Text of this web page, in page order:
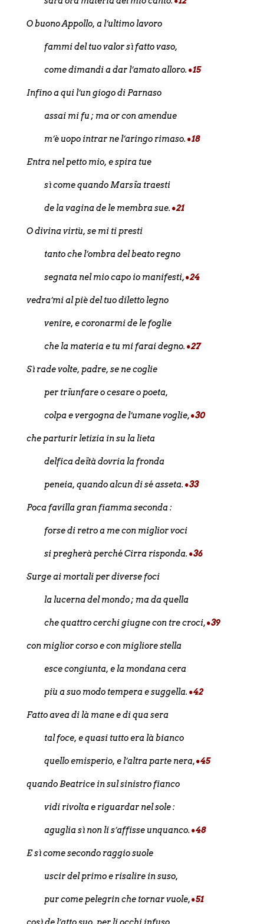
O buono Appollo, a l’ultimo lavoro
fammi del tuo valor sì fatto vaso,
come dimandi a dar l’amato alloro. •15
Infino a qui l’un giogo di Parnaso
assai mi fu ; ma or con amendue
m’è uopo intrar ne l’aringo rimaso. •18
Entra nel petto mio, e spira tue
sì come quando Marsïa traesti
de la vagina de le membra sue. •21
O divina virtù, se mi ti presti
tanto che l’ombra del beato regno
segnata nel mio capo io manifesti,•24
vedra’mi al piè del tuo diletto legno
venire, e coronarmi de le foglie
che la materia e tu mi farai degno. •27
Sì rade volte, padre, se ne coglie
per trïunfare o cesare o poeta,
colpa e vergogna de l’umane voglie,•30
che parturir letizia in su la lieta
delfica deïtà dovria la fronda
peneia, quando alcun di sé asseta. •33
Poca favilla gran fiamma seconda :
forse di retro a me con miglior voci
si pregherà perché Cirra risponda. •36
Surge ai mortali per diverse foci
la lucerna del mondo ; ma da quella
che quattro cerchi giugne con tre croci,•39
con miglior corso e con migliore stella
esce congiunta, e la mondana cera
più a suo modo tempera e suggella. •42
Fatto avea di là mane e di qua sera
tal foce, e quasi tutto era là bianco
quello emisperio, e l’altra parte nera,•45
quando Beatrice in sul sinistro fianco
vidi rivolta e riguardar nel sole :
aguglia sì non li s’affisse unquanco. •48
E sì come secondo raggio suole
uscir del primo e risalire in suso,
pur come pelegrin che tornar vuole,•51